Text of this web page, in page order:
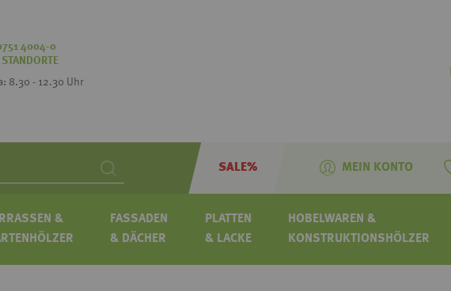
4004-0
STANDORTE
8.30 - 12.30 Uhr
SALE% MEIN KONTO
&
FASSADEN
& DÄCHER
PLATTEN
& LACKE
HOBELWAREN &
KONSTRUKTIONSHÖLZER